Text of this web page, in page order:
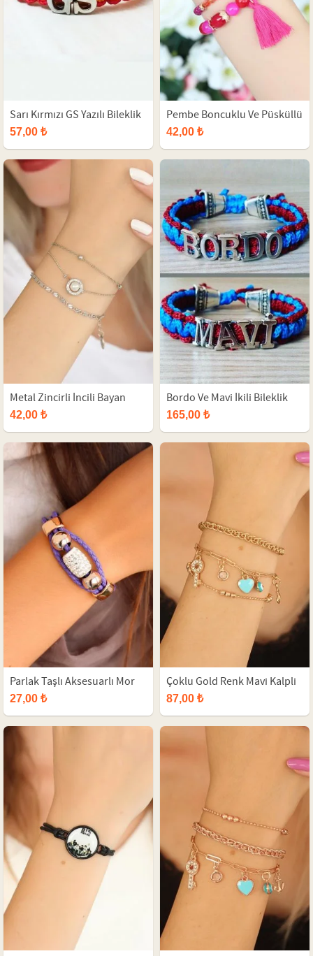
Sarı Kırmızı GS Yazılı Bileklik
57,00 ₺
Metal Zincirli İncili Bayan
Bileklik
42,00 ₺
Parlak Taşlı Aksesuarlı Mor
Deri Bayan Bileklik
27,00 ₺
Pembe Boncuklu Ve Püsküllü
Bayan Çoklu Bileklik
42,00 ₺
Bordo Ve Mavi İkili Bileklik
Seti
165,00 ₺
Çoklu Gold Renk Mavi Kalpli
Bayan Bileklik
87,00 ₺